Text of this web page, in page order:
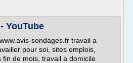
YouTube
sondages.fr travail a
pour soi, sites emplois,
de mois, travail a domicile